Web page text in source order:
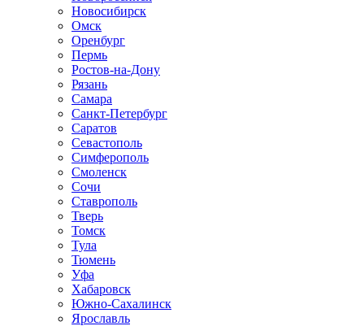
Новосибирск
Омск
Оренбург
Пермь
Ростов-на-Дону
Рязань
Самара
Санкт-Петербург
Саратов
Севастополь
Симферополь
Смоленск
Сочи
Ставрополь
Тверь
Томск
Тула
Тюмень
Уфа
Хабаровск
Южно-Сахалинск
Ярославль